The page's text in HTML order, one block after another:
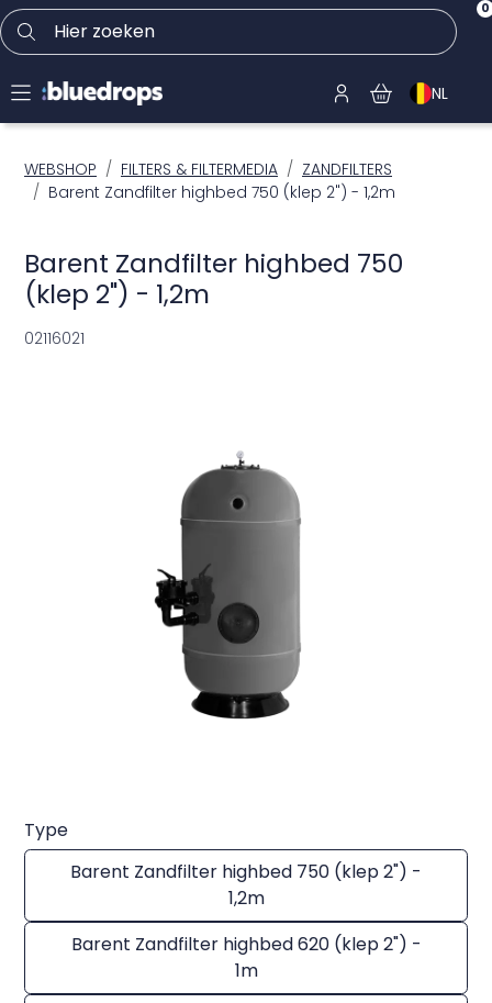
Hier zoeken 0
NL
WEBSHOP FILTERS & FILTERMEDIA
ZANDFILTERS
Barent Zandfilter highbed 750 (klep 2") - 1,2m
Barent Zandfilter highbed 750
(klep 2") - 1,2m
02116021
Type
Barent Zandfilter highbed 750 (klep 2") -
1,2m
Barent Zandfilter highbed 620 (klep 2") -
1m